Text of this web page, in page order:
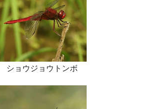
ショウジョウトンボ